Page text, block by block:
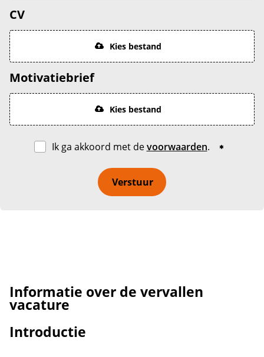
CV
Kies bestand
Motivatiebrief
Kies bestand
Ik ga akkoord met devoorwaarden.
Verstuur
Informatie over de vervallen
vacature
Introductie